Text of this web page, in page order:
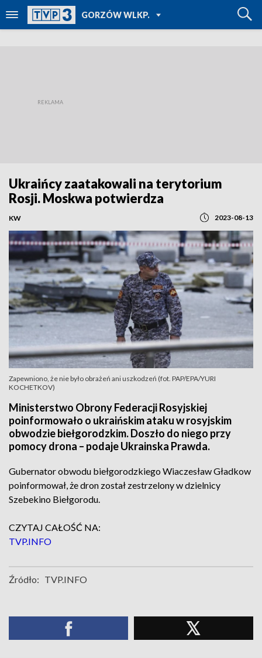
GORZÓW WLKP.
TVP REGIONY
Ukraińcy zaatakowali na terytorium
Rosji. Moskwa potwierdza
KW 2023-08-13
Zapewniono, że nie było obrażeń ani uszkodzeń (fot. PAP/EPA/YURI
KOCHETKOV)
Ministerstwo Obrony Federacji Rosyjskiej
poinformowało o ukraińskim ataku w rosyjskim
obwodzie biełgorodzkim. Doszło do niego przy
pomocy drona – podaje Ukrainska Prawda.
Gubernator obwodu biełgorodzkiego Wiaczesław Gładkow
poinformował, że dron został zestrzelony w dzielnicy
Szebekino Biełgorodu.
CZYTAJ CAŁOŚĆ NA:
TVP.INFO
Źródło: TVP.INFO